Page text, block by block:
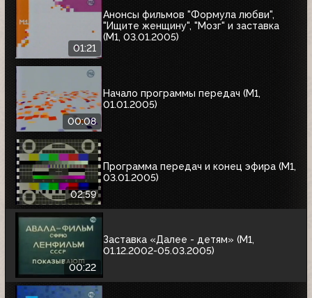
01:21
Анонсы фильмов "Формула любви",
"Ищите женщину", "Мозг" и заставка
(М1, 03.01.2005)
00:08
Начало программы передач (М1,
01.01.2005)
02:59
Программа передач и конец эфира (М1,
03.01.2005)
00:22
Заставка «Далее - детям» (М1,
01.12.2002-05.03.2005)